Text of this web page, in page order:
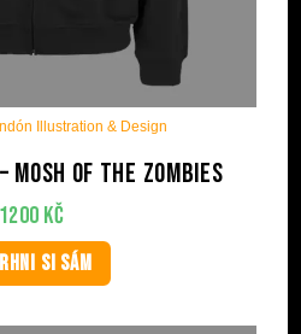
Illustration & Design
Mosh of the Zombies
1200 Kč
SI SÁM